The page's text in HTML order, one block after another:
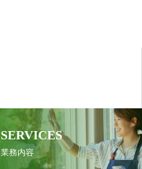
SERVICES
業務内容